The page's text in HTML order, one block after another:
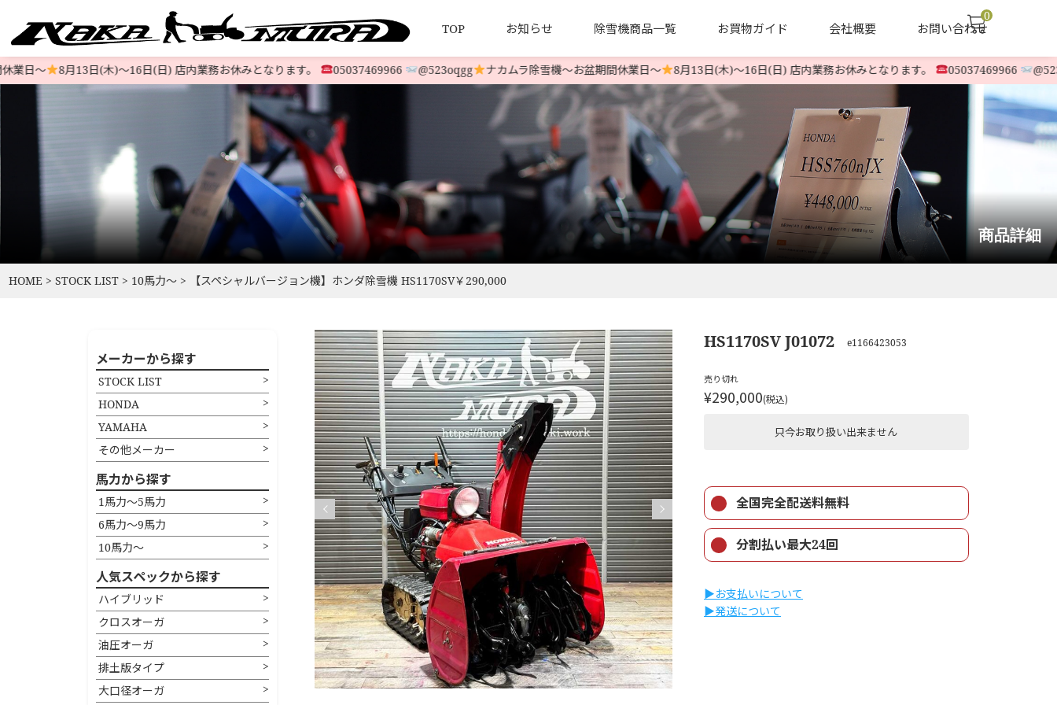
商品詳細
HOME >STOCK LIST > 10馬力〜 > 【スペシャルバージョン機】ホンダ除雪機 HS1170SV￥290,000
TOP お知らせ 除雪機商品一覧 お買物ガイド 会社概要 お問い合わせ
すべての中古除雪機
HONDA 中古除雪機
YAMAHA 中古除雪機
LINE-UP
ヤナセ他 中古除雪機
LINE-UP
注文方法 お支払いについて 発送について お客様の声
会社概要 特定商取引法とプライバシーポリシー
0
日〜 8月13日(木)〜16日(日) 店内業務お休みとなります。 05037469966 @523oqgg ナカムラ除雪機〜お盆期間休業日〜 8月13日(木)〜16日(日) 店内業務お休みとなります。 05037469966
Previous Next
HS1170SV J01072 e1166423053
売り切れ
¥290,000(税込)
只今お取り扱い出来ません
全国完全配送料無料
分割払い最大24回
▶︎お支払いについて
▶︎発送について
メーカーから探す
STOCK LIST
HONDA
YAMAHA
その他メーカー
馬力から探す
1馬力〜5馬力
6馬力〜9馬力
10馬力〜
人気スペックから探す
ハイブリッド
クロスオーガ
油圧オーガ
排土版タイプ
大口径オーガ